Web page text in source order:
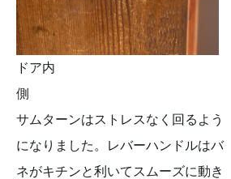
ドア内
側
サムターンはストレスなく回るよう
になりました。レバーハンドルはバ
ネがキチンと利いてスムーズに動き